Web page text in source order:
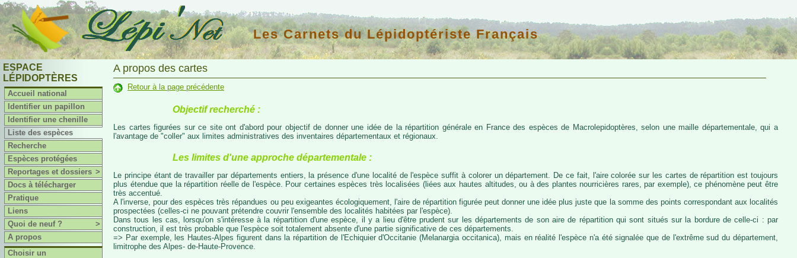
Les Carnets du Lépidoptériste Français
ESPACE
LÉPIDOPTÈRES
Accueil national
Identifier un papillon
Identifier une chenille
Liste des espèces
Recherche
Espèces protégées
Reportages et dossiers >
Docs à télécharger
Pratique
Liens
Quoi de neuf ?
>
A propos
Choisir un
A propos des cartes
Retour à la page précédente
Objectif recherché :
Les cartes figurées sur ce site ont d'abord pour objectif de donner une idée de la répartition générale en France des espèces de Macrolepidoptères, selon une maille départementale, qui a
l'avantage de "coller" aux limites administratives des inventaires départementaux et régionaux.
Les limites d'une approche départementale :
Le principe étant de travailler par départements entiers, la présence d'une localité de l'espèce suffit à colorer un département. De ce fait, l'aire colorée sur les cartes de répartition est toujours
plus étendue que la répartition réelle de l'espèce. Pour certaines espèces très localisées (liées aux hautes altitudes, ou à des plantes nourricières rares, par exemple), ce phénomène peut être
très accentué.
A l'inverse, pour des espèces très répandues ou peu exigeantes écologiquement, l'aire de répartition figurée peut donner une idée plus juste que la somme des points correspondant aux localités
prospectées (celles-ci ne pouvant prétendre couvrir l'ensemble des localités habitées par l'espèce).
Dans tous les cas, lorsqu'on s'intéresse à la répartition d'une espèce, il y a lieu d'être prudent sur les départements de son aire de répartition qui sont situés sur la bordure de celle-ci : par
construction, il est très probable que l'espèce soit totalement absente d'une partie significative de ces départements.
=> Par exemple, les Hautes-Alpes figurent dans la répartition de l'Echiquier d'Occitanie (Melanargia occitanica), mais en réalité l'espèce n'a été signalée que de l'extrême sud du département,
limitrophe des Alpes- de-Haute-Provence.